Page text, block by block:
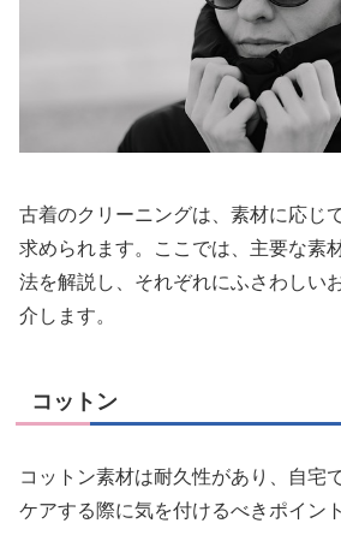
古着のクリーニングは、素材に応じ
求められます。ここでは、主要な素
法を解説し、それぞれにふさわしい
介します。
コットン
コットン素材は耐久性があり、自宅
ケアする際に気を付けるべきポイン